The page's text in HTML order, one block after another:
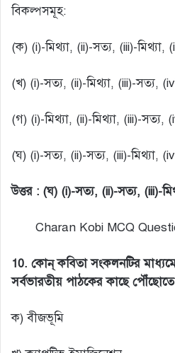
বিকল্পসমূহ:
(ক) (i)-মিথ্যা, (ii)-সত্য, (iii)-মিথ্যা,
(খ) (i)-সত্য, (ii)-মিথ্যা, (iii)-সত্য,
(গ) (i)-মিথ্যা, (ii)-মিথ্যা, (iii)-সত্য,
(ঘ) (i)-সত্য, (ii)-সত্য, (iii)-মিথ্যা,
উত্তর : (ঘ) (i)-সত্য, (ii)-সত্য, (iii)-
Charan Kobi MCQ
10. কোন্ কবিতা সংকলনটির
সর্বভারতীয় পাঠকের কাছে
ক) বীজভূমি